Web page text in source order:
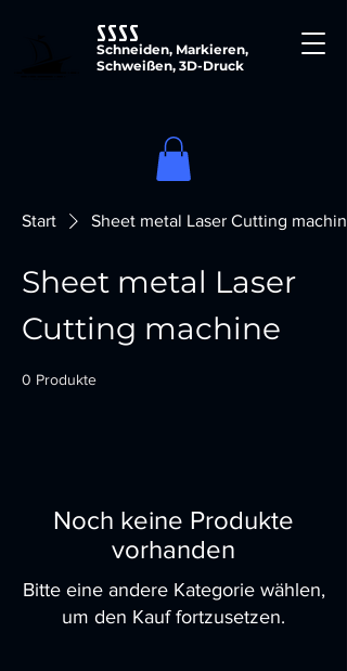
SSSS
Schneiden, Markieren,
Schweißen, 3D-Druck
Start Sheet metal Laser Cutting machine
Sheet metal Laser
Cutting machine
0 Produkte
Noch keine Produkte
vorhanden
Bitte eine andere Kategorie wählen,
um den Kauf fortzusetzen.